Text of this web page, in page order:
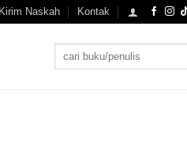
Kirim Naskah Kontak
Search